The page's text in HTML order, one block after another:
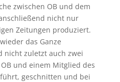
zwischen OB und dem
nicht nur
Zeitungen produziert.
das Ganze
nicht zuletzt auch zwei
und einem Mitglied des
geschnitten und bei